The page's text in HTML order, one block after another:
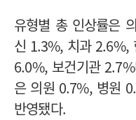
유형별 총 인상률은
신 1.3%, 치과 2.6%,
6.0%, 보건기관
은 의원 0.7%, 병원
반영됐다.